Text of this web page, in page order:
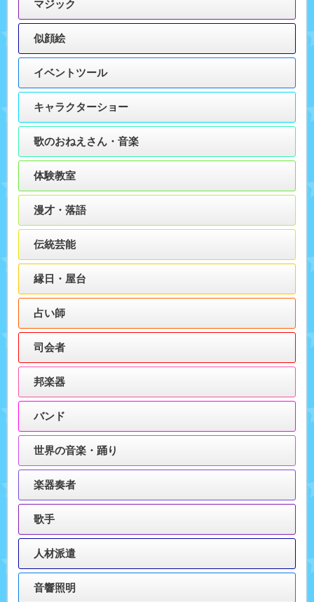
マジック
似顔絵
イベントツール
キャラクターショー
歌のおねえさん・音楽
体験教室
漫才・落語
伝統芸能
縁日・屋台
占い師
司会者
邦楽器
バンド
世界の音楽・踊り
楽器奏者
歌手
人材派遣
音響照明